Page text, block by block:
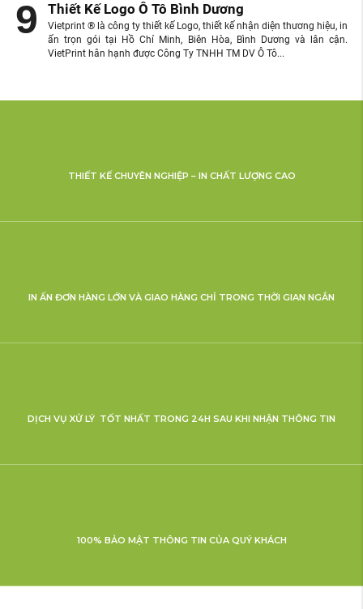
Thiết Kế Logo Ô Tô Bình Dương
Vietprint ® là công ty thiết kế Logo, thiết kế nhận diện thương hiệu, in
ấn trọn gói tại Hồ Chí Minh, Biên Hòa, Bình Dương và lân cận.
VietPrint hân hạnh được Công Ty TNHH TM DV Ô Tô...
THIẾT KẾ CHUYÊN NGHIỆP – IN CHẤT LƯỢNG CAO
IN ẤN ĐƠN HÀNG LỚN VÀ GIAO HÀNG CHỈ TRONG THỜI GIAN NGẮN
DỊCH VỤ XỬ LÝ TỐT NHẤT TRONG 24H SAU KHI NHẬN THÔNG TIN
100% BẢO MẬT THÔNG TIN CỦA QUÝ KHÁCH